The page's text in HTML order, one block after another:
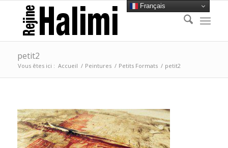
petit2
Vous êtes ici : Accueil / Peintures / Petits Formats / petit2
Français